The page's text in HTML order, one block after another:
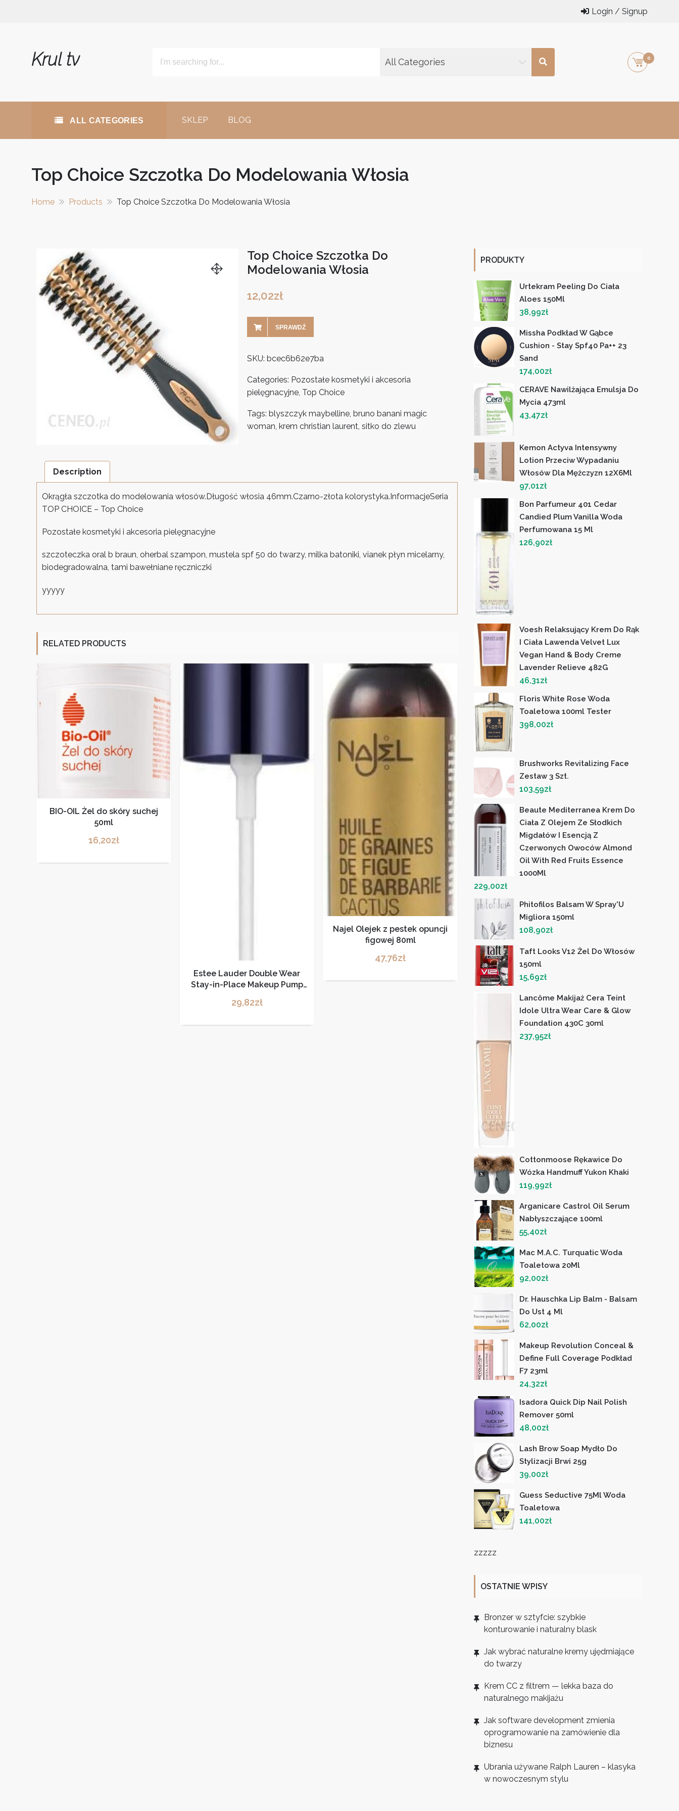
Login / Signup
Krul tv All Categories 0
ALL CATEGORIES SKLEP BLOG
Top Choice Szczotka Do Modelowania Włosia
Home Products Top Choice Szczotka Do Modelowania Włosia
Top Choice Szczotka Do
Modelowania Włosia
12,02zł
SPRAWDŹ
SKU: bcec6b62e7ba
Categories: Pozostałe kosmetyki i akcesoria
pielęgnacyjne, Top Choice
Tags: blyszczyk maybelline, bruno banani magic
woman, krem christian laurent, sitko do zlewu
Description
Okrągła szczotka do modelowania włosów.Długość włosia 46mm.Czarno-złota kolorystyka.InformacjeSeria
TOP CHOICE – Top Choice
Pozostałe kosmetyki i akcesoria pielęgnacyjne
szczoteczka oral b braun, oherbal szampon, mustela spf 50 do twarzy, milka batoniki, vianek płyn micelarny,
biodegradowalna, tami bawełniane ręczniczki
yyyyy
RELATED PRODUCTS
BIO-OIL Żel do skóry suchej
50ml
16,20zł
Estee Lauder Double Wear
Stay-in-Place Makeup Pump
29,82zł
Najel Olejek z pestek opuncji
figowej 80ml
47,76zł
PRODUKTY
Urtekram Peeling Do Ciała
Aloes 150Ml
38,99zł
Missha Podkład W Gąbce
Cushion - Stay Spf40 Pa++ 23
Sand
174,00zł
CERAVE Nawilżająca Emulsja Do
Mycia 473ml
43,47zł
Kemon Actyva Intensywny
Lotion Przeciw Wypadaniu
Włosów Dla Mężczyzn 12X6Ml
97,01zł
Bon Parfumeur 401 Cedar
Candied Plum Vanilla Woda
Perfumowana 15 Ml
126,90zł
Voesh Relaksujący Krem ​​Do Rąk
I Ciała Lawenda Velvet Lux
Vegan Hand & Body Creme
Lavender Relieve 482G
46,31zł
Floris White Rose Woda
Toaletowa 100ml Tester
398,00zł
Brushworks Revitalizing Face
Zestaw 3 Szt.
103,59zł
Beaute Mediterranea Krem Do
Ciała Z Olejem Ze Słodkich
Migdałów I Esencją Z
Czerwonych Owoców Almond
Oil With Red Fruits Essence
1000Ml
229,00zł
Phitofilos Balsam W Spray'U
Migliora 150ml
108,90zł
Taft Looks V12 Żel Do Włosów
150ml
15,69zł
Lancôme Makijaż Cera Teint
Idole Ultra Wear Care & Glow
Foundation 430C 30ml
237,95zł
Cottonmoose Rękawice Do
Wózka Handmuff Yukon Khaki
119,99zł
Arganicare Castrol Oil Serum
Nabłyszczające 100ml
55,40zł
Mac M.A.C. Turquatic Woda
Toaletowa 20Ml
92,00zł
Dr. Hauschka Lip Balm - Balsam
Do Ust 4 Ml
62,00zł
Makeup Revolution Conceal &
Define Full Coverage Podkład
F7 23ml
24,32zł
Isadora Quick Dip Nail Polish
Remover 50ml
48,00zł
Lash Brow Soap Mydło Do
Stylizacji Brwi 25g
39,00zł
Guess Seductive 75Ml Woda
Toaletowa
141,00zł
zzzzz
OSTATNIE WPISY
Bronzer w sztyfcie: szybkie
konturowanie i naturalny blask
Jak wybrać naturalne kremy ujędrniające
do twarzy
Krem CC z filtrem — lekka baza do
naturalnego makijażu
Jak software development zmienia
oprogramowanie na zamówienie dla
biznesu
Ubrania używane Ralph Lauren – klasyka
w nowoczesnym stylu